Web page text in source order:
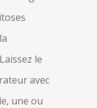
le
avec
une ou